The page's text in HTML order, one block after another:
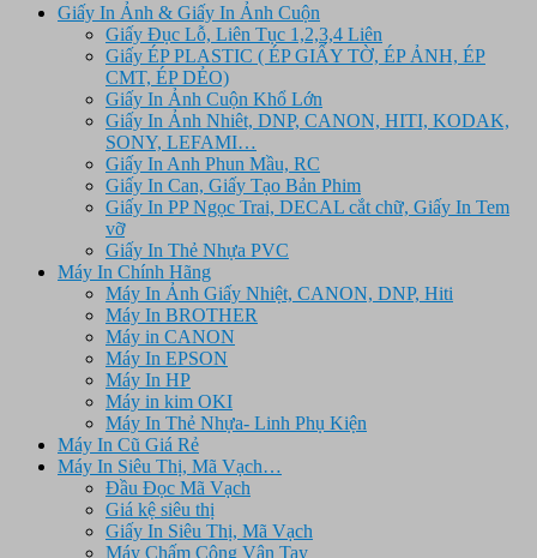
Giấy In Ảnh & Giấy In Ảnh Cuộn
Giấy Đục Lỗ, Liên Tục 1,2,3,4 Liên
Giấy ÉP PLASTIC ( ÉP GIẤY TỜ, ÉP ẢNH, ÉP
CMT, ÉP DẺO)
Giấy In Ảnh Cuộn Khổ Lớn
Giấy In Ảnh Nhiêt, DNP, CANON, HITI, KODAK,
SONY, LEFAMI…
Giấy In Anh Phun Mầu, RC
Giấy In Can, Giấy Tạo Bản Phim
Giấy In PP Ngọc Trai, DECAL cắt chữ, Giấy In Tem
vỡ
Giấy In Thẻ Nhựa PVC
Máy In Chính Hãng
Máy In Ảnh Giấy Nhiệt, CANON, DNP, Hiti
Máy In BROTHER
Máy in CANON
Máy In EPSON
Máy In HP
Máy in kim OKI
Máy In Thẻ Nhựa- Linh Phụ Kiện
Máy In Cũ Giá Rẻ
Máy In Siêu Thị, Mã Vạch…
Đầu Đọc Mã Vạch
Giá kệ siêu thị
Giấy In Siêu Thị, Mã Vạch
Máy Chấm Công Vân Tay